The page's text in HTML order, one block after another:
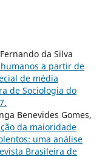
da Silva
a partir de
de média
de Sociologia do
Benevides Gomes,
da maioridade
uma análise
Brasileira de